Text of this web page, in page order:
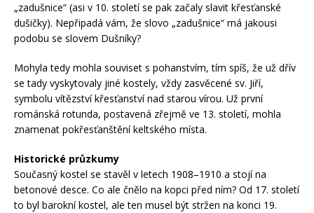
„zadušnice“ (asi v 10. století se pak začaly slavit křesťanské
dušičky). Nepřipadá vám, že slovo „zadušnice“ má jakousi
podobu se slovem Dušníky?
Mohyla tedy mohla souviset s pohanstvím, tím spíš, že už dřív
se tady vyskytovaly jiné kostely, vždy zasvěcené sv. Jiří,
symbolu vítězství křesťanství nad starou vírou. Už první
románská rotunda, postavená zřejmě ve 13. století, mohla
znamenat pokřesťanštění keltského místa.
Historické průzkumy
Současný kostel se stavěl v letech 1908–1910 a stojí na
betonové desce. Co ale čnělo na kopci před ním? Od 17. století
to byl barokní kostel, ale ten musel být stržen na konci 19.